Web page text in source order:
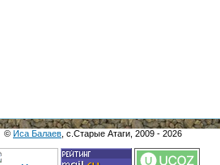
© Иса Балаев , с.Старые Атаги, 2009 - 2026